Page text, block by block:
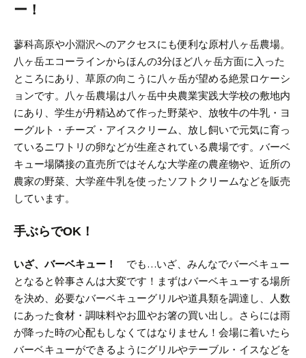
ー！
蓼科高原や小淵沢へのアクセスにも便利な原村八ヶ岳農場。
八ヶ岳エコーラインからほんの3分ほど八ヶ岳方面に入った
ところにあり、草原の向こうに八ヶ岳が望める絶景ロケーシ
ョンです。
八ヶ岳農場は八ヶ岳中央農業実践大学校の敷地内
にあり、学生が丹精込めて作った野菜や、放牧牛の牛乳・ヨ
ーグルト・チーズ・アイスクリーム、放し飼いで元気に育っ
ているニワトリの卵などが生産されている農場です。 バーベ
キュー場隣接の直売所ではそんな大学産の農産物や、近所の
農家の野菜、大学産牛乳を使ったソフトクリームなどを販売
しています。
手ぶらでOK！
いざ、バーベキュー！ でも…いざ、みんなでバーベキュー
となると幹事さんは大変です！ まずはバーベキューする場所
を決め、必要なバーベキューグリルや道具類を調達し、人数
にあった食材・調味料やお皿やお箸の買い出し。さらには雨
が降った時の心配もしなくてはなりません！ 会場に着いたら
バーベキューができるようにグリルやテーブル・イスなどを